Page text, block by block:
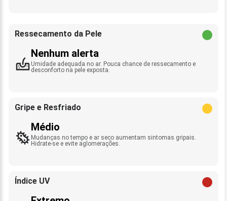
Ressecamento da Pele
Nenhum alerta
Umidade adequada no ar. Pouca chance de ressecamento e
desconforto na pele exposta.
Gripe e Resfriado
Médio
Mudanças no tempo e ar seco aumentam sintomas gripais.
Hidrate-se e evite aglomerações.
Índice UV